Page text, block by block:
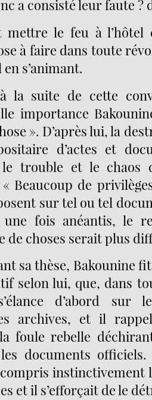
a consisté leur faute ?
le feu à l’hôtel
à faire dans toute
s’animant.
la suite de cette
importance
». D’après lui, la
d’actes et
trouble et le chaos
Beaucoup de
sur tel ou tel
fois anéantis, le
de choses serait plus
sa thèse, Bakounine
selon lui, que, dans
d’abord sur
archives, et il
foule rebelle
les documents
instinctivement
et il s’efforçait de le